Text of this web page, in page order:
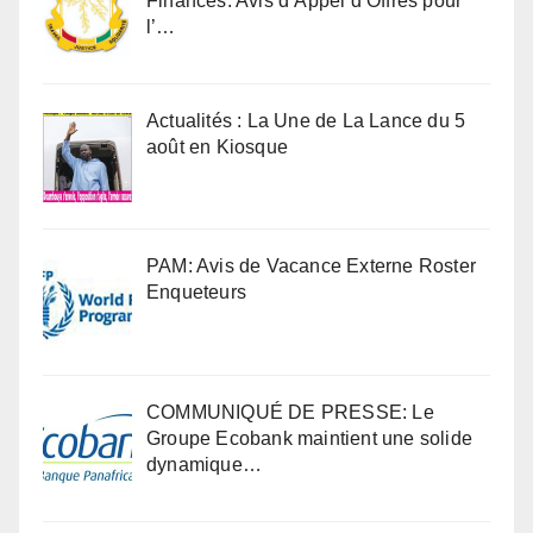
l’…
Actualités : La Une de La Lance du 5
août en Kiosque
PAM: Avis de Vacance Externe Roster
Enqueteurs
COMMUNIQUÉ DE PRESSE: Le
Groupe Ecobank maintient une solide
dynamique…